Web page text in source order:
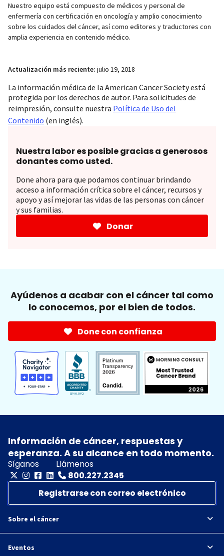
Nuestro equipo está compuesto de médicos y personal de
enfermería con certificación en oncología y amplio conocimiento
sobre los cuidados del cáncer, así como editores y traductores con
amplia experiencia en contenido médico.
Actualización más reciente: julio 19, 2018
La información médica de la American Cancer Society está
protegida por los derechos de autor. Para solicitudes de
reimpresión, consulte nuestra Política de Uso del
Contenido (en inglés).
Nuestra labor es posible gracias a generosos
donantes como usted.
Done ahora para que podamos continuar brindando
acceso a información crítica sobre el cáncer, recursos y
apoyo y así mejorar las vidas de las personas con cáncer
y sus familias.
Donar
Ayúdenos a acabar con el cáncer tal como
lo conocemos, por el bien de todos.
Done con confianza
Información de cáncer, respuestas y
esperanza. A su alcance en todo momento.
Síganos
Llámenos
800.227.2345
Registrarse con correo electrónico
Sobre el cáncer
Eventos